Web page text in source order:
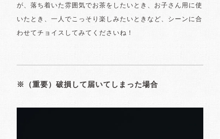
が、落ち着いた雰囲気でお茶をしたいとき、お子さん用に使
いたとき、一人でこっそり楽しみたいときなど、シーンに合
わせてチョイスしてみてくださいね！
※（重要）破損して届いてしまった場合